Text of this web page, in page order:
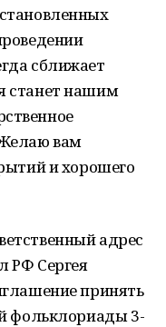
сближает
станет нашим
вам
и хорошего
адрес
РФ Сергея
принять
фольклориады 3-